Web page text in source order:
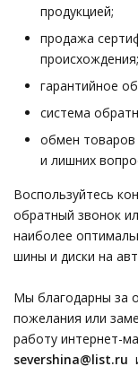
продукцией;
продажа
происхождения;
гарантийное
система
обмен товаров
и лишних
Воспользуйтесь
обратный звонок
наиболее
шины и диски на
Мы благодарны за
пожелания или
работу интернет-
severshina@list.ru